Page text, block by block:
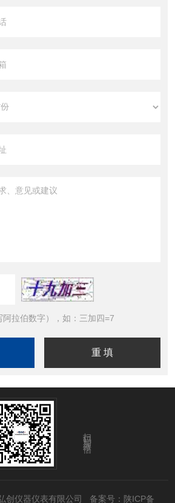
拉伯数字），如：三加四=7
扫码加微信
创仪器仪表有限公司 备案号：陕ICP备